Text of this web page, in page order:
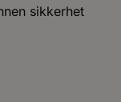
sikkerhet